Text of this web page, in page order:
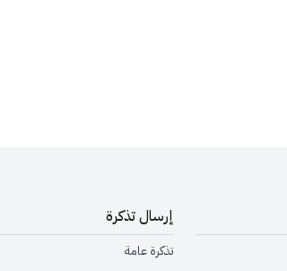
إرسال تذكرة
تذكرة عامة